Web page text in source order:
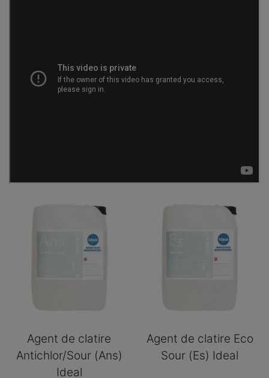
Agent de clatire
Antichlor/Sour (Ans)
Ideal
Agent de clatire Eco
Sour (Es) Ideal